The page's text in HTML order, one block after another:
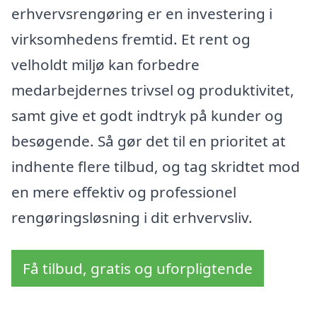
erhvervsrengøring er en investering i
virksomhedens fremtid. Et rent og
velholdt miljø kan forbedre
medarbejdernes trivsel og produktivitet,
samt give et godt indtryk på kunder og
besøgende. Så gør det til en prioritet at
indhente flere tilbud, og tag skridtet mod
en mere effektiv og professionel
rengøringsløsning i dit erhvervsliv.
Få tilbud, gratis og uforpligtende